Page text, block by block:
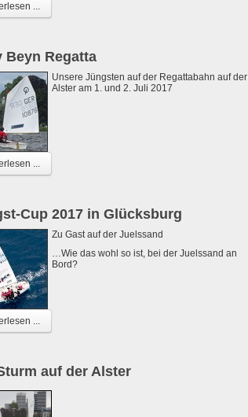
...
Beyn Regatta
Unsere Jüngsten auf der Regattabahn auf der
Alster am 1. und 2. Juli 2017
...
Cup 2017 in Glücksburg
Zu Gast auf der Juelssand
…Wie das wohl so ist, bei der Juelssand an
Bord?
...
auf der Alster